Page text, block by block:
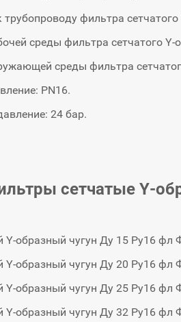
трубопроводу фильтра
среды фильтра сетчатого
среды фильтра
PN16.
24 бар.
сетчатые Y-
Y-образный чугун Ду 15 Ру16 фл
Y-образный чугун Ду 20 Ру16 фл
Y-образный чугун Ду 25 Ру16 фл
Y-образный чугун Ду 32 Ру16 фл